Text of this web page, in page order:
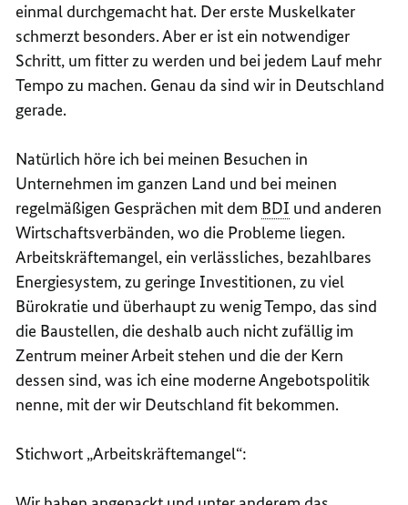
einmal durchgemacht hat. Der erste Muskelkater
schmerzt besonders. Aber er ist ein notwendiger
Schritt, um fitter zu werden und bei jedem Lauf mehr
Tempo zu machen. Genau da sind wir in Deutschland
gerade.
Natürlich höre ich bei meinen Besuchen in
Unternehmen im ganzen Land und bei meinen
regelmäßigen Gesprächen mit dem BDI und anderen
Wirtschaftsverbänden, wo die Probleme liegen.
Arbeitskräftemangel, ein verlässliches, bezahlbares
Energiesystem, zu geringe Investitionen, zu viel
Bürokratie und überhaupt zu wenig Tempo, das sind
die Baustellen, die deshalb auch nicht zufällig im
Zentrum meiner Arbeit stehen und die der Kern
dessen sind, was ich eine moderne Angebotspolitik
nenne, mit der wir Deutschland fit bekommen.
Stichwort „Arbeitskräftemangel“: